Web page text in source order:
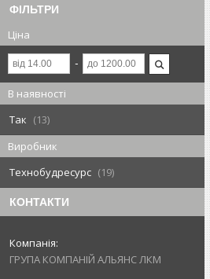
ФІЛЬТРИ
Ціна
В наявності
Так
13
Виробник
Технобудресурс
19
КОНТАКТИ
ГРУПА КОМПАНІЙ АЛЬЯНС ЛКМ